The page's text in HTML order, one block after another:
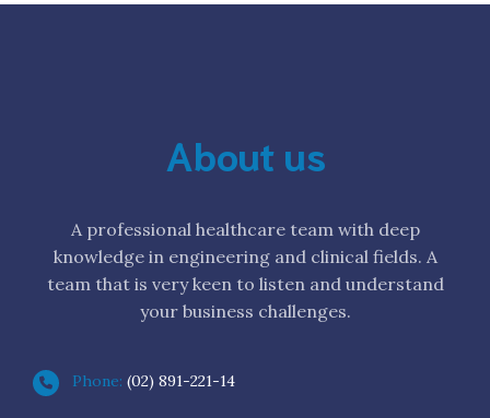
About us
A professional healthcare team with deep
knowledge in engineering and clinical fields. A
team that is very keen to listen and understand
your business challenges.
Phone: (02) 891-221-14